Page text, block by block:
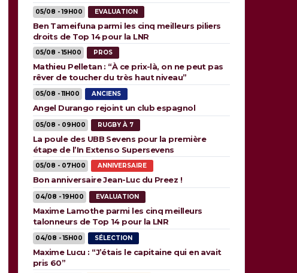
05/08 - 19H00 EVALUATION
Ben Tameifuna parmi les cinq meilleurs piliers
droits de Top 14 pour la LNR
05/08 - 15H00 PROS
Mathieu Pelletan : “À ce prix-là, on ne peut pas
rêver de toucher du très haut niveau”
05/08 - 11H00 ANCIENS
Angel Durango rejoint un club espagnol
05/08 - 09H00 RUGBY À 7
La poule des UBB Sevens pour la première
étape de l’In Extenso Supersevens
05/08 - 07H00 ANNIVERSAIRE
Bon anniversaire Jean-Luc du Preez !
04/08 - 19H00 EVALUATION
Maxime Lamothe parmi les cinq meilleurs
talonneurs de Top 14 pour la LNR
04/08 - 15H00 SÉLECTION
Maxime Lucu : “J’étais le capitaine qui en avait
pris 60”